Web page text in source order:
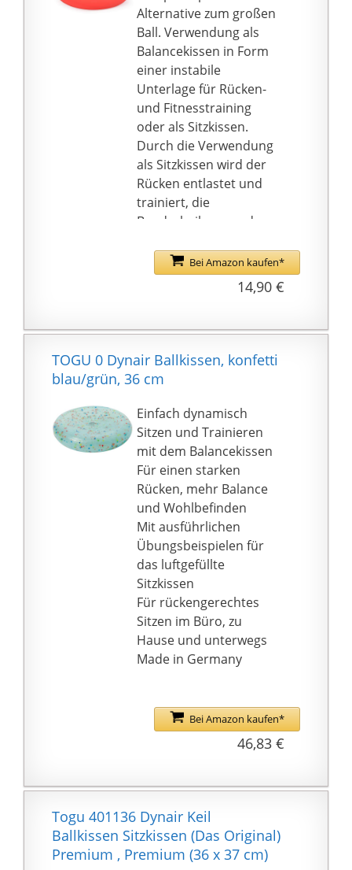
seit über 30 Jahren
unseren Fokus auf
moderne
Fertigungsverfahren,
höchste
Qualitätsansprüche
und Nachhaltigkeit.
Entdecke unsere
Produktwelten: Gesund
Schlafen, Sitzen,
Bewegen und
Wohlfühlen.
Alternative zum großen
Ball. Verwendung als
Balancekissen in Form
einer instabile
Unterlage für Rücken-
und Fitnesstraining
oder als Sitzkissen.
Durch die Verwendung
als Sitzkissen wird der
Rücken entlastet und
trainiert, die
Bandscheiben werden
gehalten und die
Muskulatur der
Wirbelsäule trainiert.
verbesserung der
Körperhaltung erreicht.
Durch das dynamische
Verbesserung der
Koordination, der
Gelenkstabilität sowie
der allgemeinen
Bewegungsabläufe
erreicht, der Körper ist
bei der Nutzung des
Kissens ständig und
unmittelbar in
minimaler Bewegung.
Durch das Training mit
Balancekissen wird u.a.
die tieferliegende
Rückenmuskulatur
Unterlagen werden hier
die für die Stabilität
aktiviert.
Kann für
verschiedenste
Übungen eingesetzt
werden und schult
Bei Amazon kaufen*
14,90 €
TOGU 0 Dynair Ballkissen, konfetti
blau/grün, 36 cm
Einfach dynamisch
Sitzen und Trainieren
mit dem Balancekissen
Für einen starken
Rücken, mehr Balance
und Wohlbefinden
Mit ausführlichen
Übungsbeispielen für
das luftgefüllte
Sitzkissen
Für rückengerechtes
Sitzen im Büro, zu
Hause und unterwegs
Made in Germany
Bei Amazon kaufen*
46,83 €
Togu 401136 Dynair Keil
Ballkissen Sitzkissen (Das Original)
Premium , Premium (36 x 37 cm)